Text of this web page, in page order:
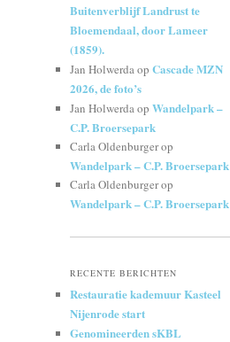
Buitenverblijf Landrust te
Bloemendaal, door Lameer
(1859).
Jan Holwerdaop Cascade MZN
2026, de foto’s
Jan Holwerdaop Wandelpark –
C.P. Broersepark
Carla Oldenburgerop
Wandelpark – C.P. Broersepark
Carla Oldenburgerop
Wandelpark – C.P. Broersepark
RECENTE BERICHTEN
Restauratie kademuur Kasteel
Nijenrode start
Genomineerden sKBL